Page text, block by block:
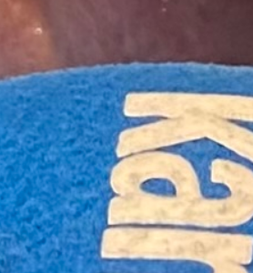
Kandidierende zu uns ins
Fragen gestellt, die
du ungeschnitten und
Und dies, ohne dir den
Partei zu verraten!
Zumindest von uns wirst
nicht erfahren: Lass dich
#ga auf “Deine Bühne,